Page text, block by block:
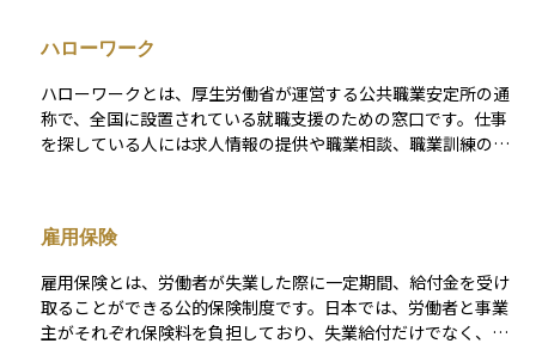
学、IT、医療・介護、簿記、建設業関連など幅広く用意されて
度の種類によって異なり、条件を満たせば何度も活用すること
も可能です。キャリアアップを目指す人や再就職を目指す人に
とって、経済的な負担を軽減しながら学び直しを支援してくれ
ハローワーク
ハローワークとは、厚生労働省が運営する公共職業安定所の通
称で、全国に設置されている就職支援のための窓口です。仕事
を探している人には求人情報の提供や職業相談、職業訓練の案
われます。
雇用保険
雇用保険とは、労働者が失業した際に一定期間、給付金を受け
取ることができる公的保険制度です。日本では、労働者と事業
主がそれぞれ保険料を負担しており、失業給付だけでなく、教